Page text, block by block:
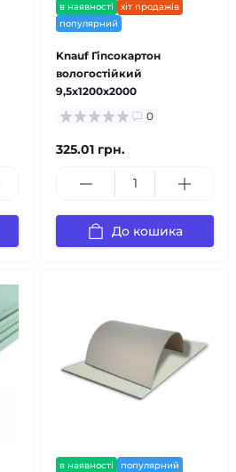
в наявності
хіт продажів
популярний
Knauf Гіпсокартон
вологостійкий
9,5х1200х2000
0
325.01 грн.
До кошика
в наявності популярний